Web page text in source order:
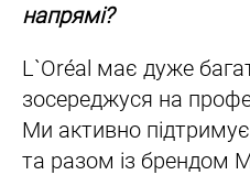
напрямі?
L`Oréal має дуже
зосереджуся на
Ми активно
та разом із брендом